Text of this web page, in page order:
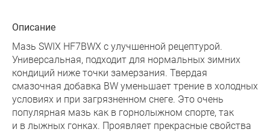
Описание
Мазь SWIX HF7BWX с улучшенной рецептурой.
Универсальная, подходит для нормальных зимних
кондиций ниже точки замерзания. Твердая
смазочная добавка BW уменьшает трение в холодных
условиях и при загрязненном снеге. Это очень
популярная мазь как в горнолыжном спорте, так
и в лыжных гонках. Проявляет прекрасные свойства